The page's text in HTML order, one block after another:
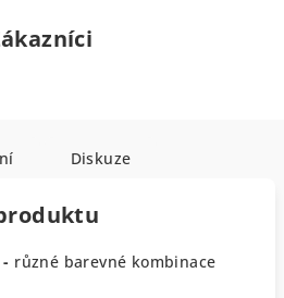
Diskuze
různé barevné kombinace